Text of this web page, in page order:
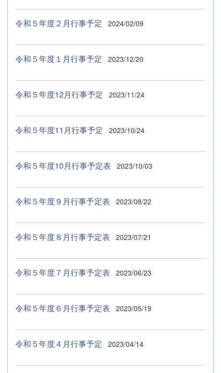
令和５年度２月行事予定 2024/02/09
令和５年度１月行事予定 2023/12/20
令和５年度12月行事予定 2023/11/24
令和５年度11月行事予定 2023/10/24
令和５年度10月行事予定表 2023/10/03
令和５年度９月行事予定表 2023/08/22
令和５年度８月行事予定表 2023/07/21
令和５年度７月行事予定表 2023/06/23
令和５年度６月行事予定表 2023/05/19
令和５年度４月行事予定 2023/04/14